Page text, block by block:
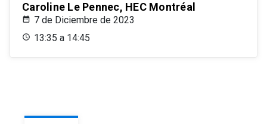
Caroline Le Pennec, HEC Montréal
7 de Diciembre de 2023
13:35 a 14:45